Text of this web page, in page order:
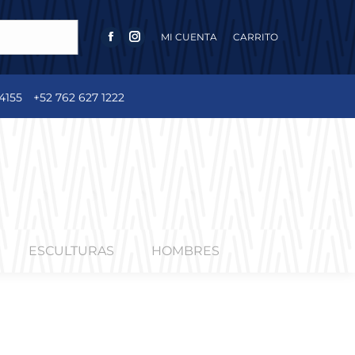
FACEBOOK
INSTAGRAM
MI CUENTA CARRITO
+52 762 627 1222
ESCULTURAS HOMBRES